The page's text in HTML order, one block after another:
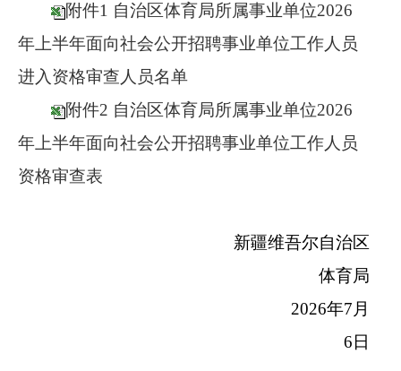
附件1 自治区体育局所属事业单位2026
年上半年面向社会公开招聘事业单位工作人员
进入资格审查人员名单
附件2 自治区体育局所属事业单位2026
年上半年面向社会公开招聘事业单位工作人员
资格审查表
新疆维吾尔自治区
体育局
2026年7月
6日